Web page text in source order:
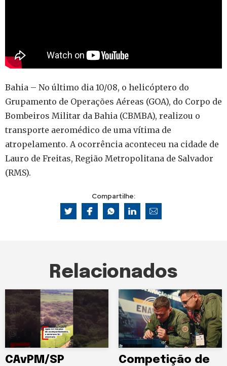
Bahia – No último dia 10/08, o helicóptero do
Grupamento de Operações Aéreas (GOA), do Corpo de
Bombeiros Militar da Bahia (CBMBA), realizou o
transporte aeromédico de uma vítima de
atropelamento. A ocorrência aconteceu na cidade de
Lauro de Freitas, Região Metropolitana de Salvador
(RMS).
Compartilhe:
Relacionados
CAvPM/SP
Competição de